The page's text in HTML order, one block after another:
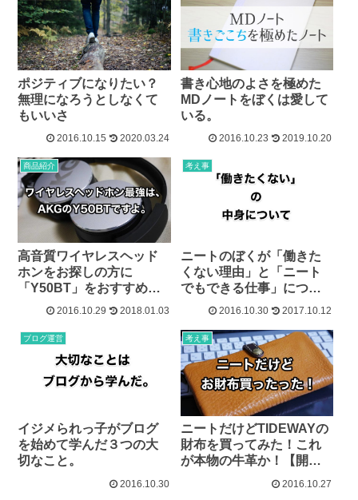
ポジティブになりたい？
無理になろうとしなくて
もいいさ
2016.10.15 2020.03.24
書き心地のよさを極めた
MDノートをぼくは愛して
いる。
2016.10.23 2019.10.20
商品紹介
高音質ワイヤレスヘッド
ホンをお探しの方に
「Y50BT」をおすすめす
る４つの理由。
2016.10.29 2018.01.03
考え事
ニートのぼくが「働きた
くない理由」と「ニート
でもできる仕事」につい
2016.10.30 2017.10.12
ブログ運営
イジメられっ子がブログ
を始めて学んだ３つの大
切なこと。
2016.10.30
考え事
ニートだけどTIDEWAYの
財布を買ってみた！これ
が本物の牛革か！【開封
2016.10.27